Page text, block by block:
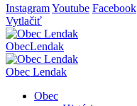
InstagramYoutube Facebook
Vytlačiť
ObecLendak
Obec Lendak
Obec